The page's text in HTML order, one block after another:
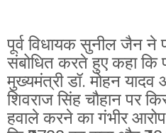
पूर्व विधायक सुनील जैन ने
संबोधित करते हुए कहा
मुख्यमंत्री डॉ. मोहन
शिवराज सिंह चौहान पर
हवाले करने का गंभीर